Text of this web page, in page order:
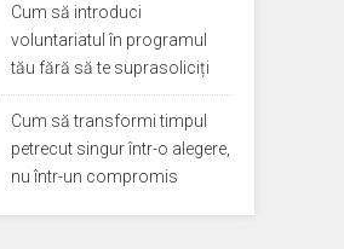
Cum să introduci
voluntariatul în programul
tău fără să te suprasoliciți
Cum să transformi timpul
petrecut singur într-o alegere,
nu într-un compromis